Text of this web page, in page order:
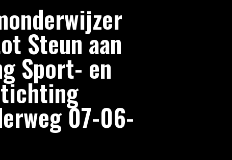
Steun aan
Sport- en
07-06-